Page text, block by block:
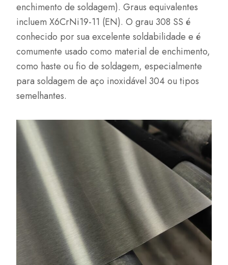
enchimento de soldagem). Graus equivalentes
incluem X6CrNi19-11 (EN). O grau 308 SS é
conhecido por sua excelente soldabilidade e é
comumente usado como material de enchimento,
como haste ou fio de soldagem, especialmente
para soldagem de aço inoxidável 304 ou tipos
semelhantes.